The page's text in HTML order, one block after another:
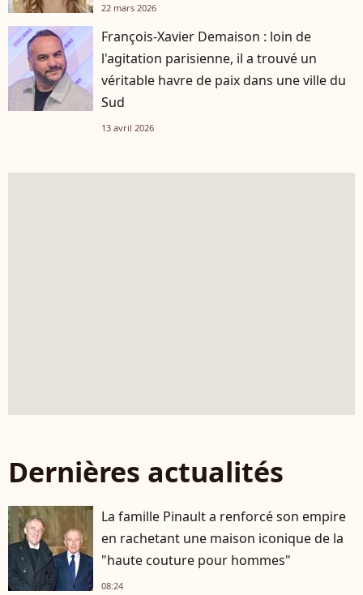
22 mars 2026
François-Xavier Demaison : loin de
l'agitation parisienne, il a trouvé un
véritable havre de paix dans une ville du
Sud
13 avril 2026
Dernières actualités
La famille Pinault a renforcé son empire
en rachetant une maison iconique de la
"haute couture pour hommes"
08:24